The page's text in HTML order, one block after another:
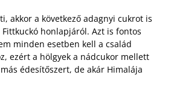
akkor a következő adagnyi cukrot is
honlapjáról. Azt is fontos
minden esetben kell a család
ezért a hölgyek a nádcukor mellett
édesítőszert, de akár Himalája